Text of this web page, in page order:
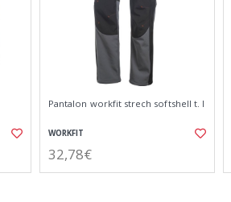
Pantalon workfit strech softshell t. l
WORKFIT
32,78€